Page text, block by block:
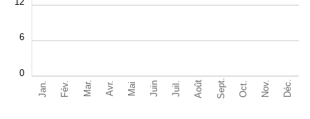
Jan. Fév. Mar. Avr. Mai Juin Juil. Août Sept. Oct. Nov. Déc.
0
6
12